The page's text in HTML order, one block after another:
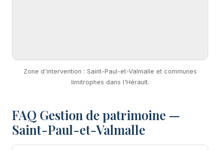
Zone d'intervention : Saint-Paul-et-Valmalle et communes
limitrophes dans l'Hérault.
FAQ Gestion de patrimoine —
Saint-Paul-et-Valmalle